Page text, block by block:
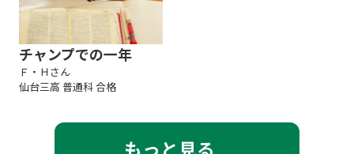
チャンプでの一年
Ｆ・Ｈさん
仙台三高 普通科 合格